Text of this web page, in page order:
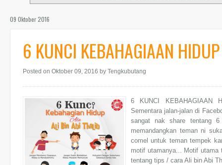
09 Oktober 2016
6 KUNCI KEBAHAGIAAN
Posted on Oktober 09, 2016 by Tengkubutang
6 KUNCI KEBAHAGIAAN
Sementara jalan-jalan di
sangat nak share tentang
memandangkan teman ni
comel untuk teman tempek
motif utamanya... Motif utama
tentang tips / cara Ali bin Abi